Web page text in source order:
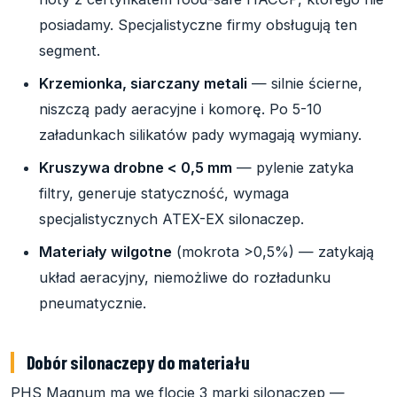
posiadamy. Specjalistyczne firmy obsługują ten
segment.
Krzemionka, siarczany metali — silnie ścierne,
niszczą pady aeracyjne i komorę. Po 5-10
załadunkach silikatów pady wymagają wymiany.
Kruszywa drobne < 0,5 mm — pylenie zatyka
filtry, generuje statyczność, wymaga
specjalistycznych ATEX-EX silonaczep.
Materiały wilgotne (mokrota >0,5%) — zatykają
układ aeracyjny, niemożliwe do rozładunku
pneumatycznie.
Dobór silonaczepy do materiału
PHS Magnum ma we flocie 3 marki silonaczep —